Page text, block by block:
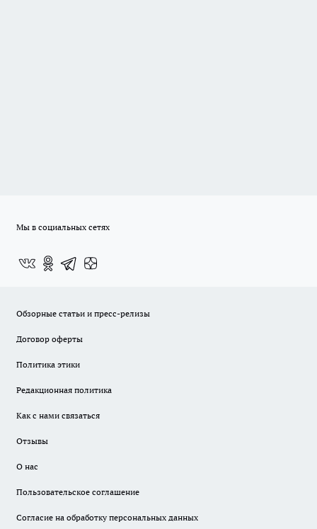
Мы в социальных сетях
Обзорные статьи и пресс-релизы
Договор оферты
Политика этики
Редакционная политика
Как с нами связаться
Отзывы
О нас
Пользовательское соглашение
Согласие на обработку персональных данных